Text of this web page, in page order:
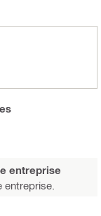
entreprise